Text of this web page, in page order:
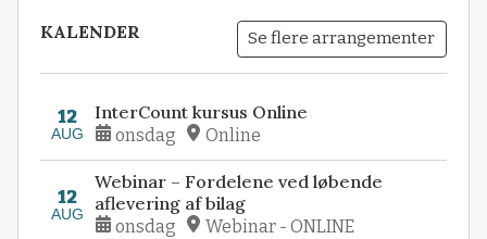
KALENDER Se flere arrangementer
12
AUG
InterCount kursus Online
onsdag Online
12
AUG
Webinar – Fordelene ved løbende
aflevering af bilag
onsdag Webinar - ONLINE